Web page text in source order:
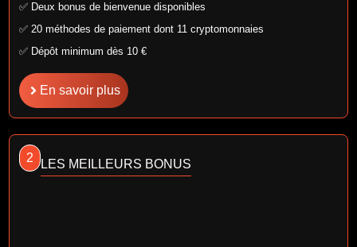
✅ Deux bonus de bienvenue disponibles
✅ 20 méthodes de paiement dont 11 cryptomonnaies
✅ Dépôt minimum dès 10 €
En savoir plus
2 LES MEILLEURS BONUS